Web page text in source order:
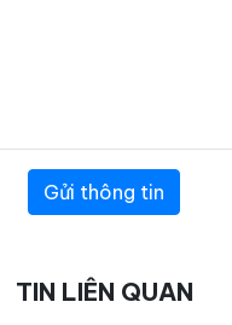
Gửi thông tin
TIN LIÊN QUAN